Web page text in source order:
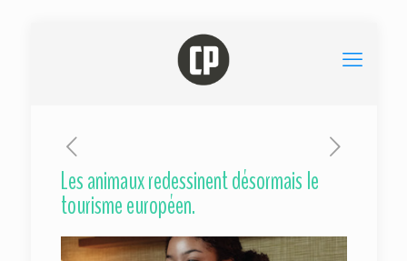
Les animaux redessinent désormais le
tourisme européen.